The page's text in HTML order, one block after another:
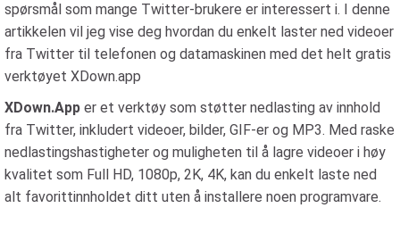
spørsmål som mange Twitter-brukere er interessert i. I denne
artikkelen vil jeg vise deg hvordan du enkelt laster ned videoer
fra Twitter til telefonen og datamaskinen med det helt gratis
verktøyet XDown.app
XDown.App er et verktøy som støtter nedlasting av innhold
fra Twitter, inkludert videoer, bilder, GIF-er og MP3. Med raske
nedlastingshastigheter og muligheten til å lagre videoer i høy
kvalitet som Full HD, 1080p, 2K, 4K, kan du enkelt laste ned
alt favorittinnholdet ditt uten å installere noen programvare.